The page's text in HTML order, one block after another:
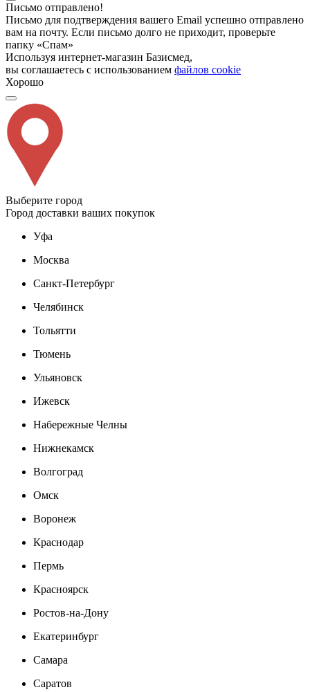
Письмо отправлено!
Письмо для подтверждения вашего Email успешно отправлено
вам на почту. Если письмо долго не приходит, проверьте
папку «Спам»
Используя интернет-магазин Базисмед,
вы соглашаетесь с использованием файлов cookie
Хорошо
Выберите город
Город доставки ваших покупок
Уфа
Москва
Санкт-Петербург
Челябинск
Тольятти
Тюмень
Ульяновск
Ижевск
Набережные Челны
Нижнекамск
Волгоград
Омск
Воронеж
Краснодар
Пермь
Красноярск
Ростов-на-Дону
Екатеринбург
Самара
Саратов